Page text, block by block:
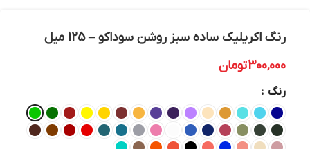
رنگ اکریلیک ساده سبز روشن سوداکو – 125 میل
300,000تومان
رنگ